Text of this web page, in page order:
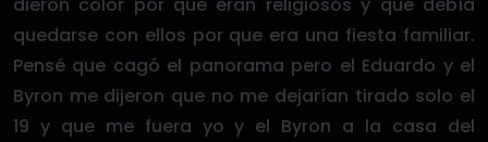
quedarse con ellos por que era una fiesta familiar.
Pensé que cagó el panorama pero el Eduardo y el
Byron me dijeron que no me dejarían tirado solo el
19 y que me fuera yo y el Byron a la casa del